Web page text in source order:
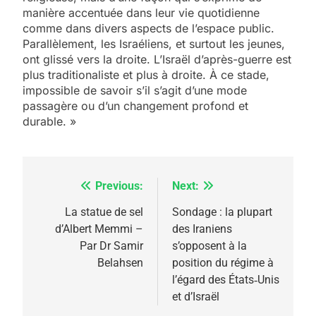
manière accentuée dans leur vie quotidienne
comme dans divers aspects de l’espace public.
Parallèlement, les Israéliens, et surtout les jeunes,
ont glissé vers la droite. L’Israël d’après-guerre est
plus traditionaliste et plus à droite. À ce stade,
impossible de savoir s’il s’agit d’une mode
passagère ou d’un changement profond et
durable. »
Navigation
l’article
Previous:
La statue de sel
d’Albert Memmi –
Par Dr Samir
Belahsen
Next:
Sondage : la plupart
des Iraniens
s’opposent à la
position du régime à
l’égard des États‑Unis
et d’Israël
5
2025, l’année la plus
meurtrière selon le
rapport d’ADL contre
l’antisémitisme
FRANCE ISRAÉL
6
Zrihen-Dvir
CE QUI NOUS MANQUE –
Jacques Hadida
JUDAISME